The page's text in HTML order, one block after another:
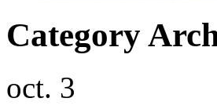
Category
oct. 3